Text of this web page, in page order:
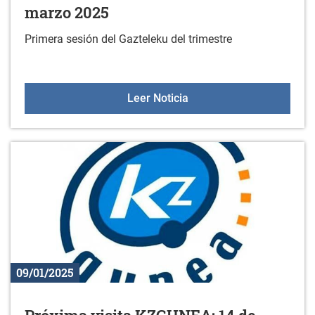
marzo 2025
Primera sesión del Gazteleku del trimestre
Leer NoticiaGazteleku: programa de
09/01/2025